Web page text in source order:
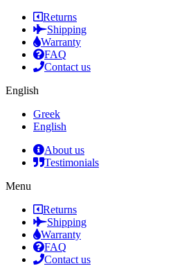
Returns
Shipping
Warranty
FAQ
Contact us
English
Greek
English
About us
Testimonials
Menu
Returns
Shipping
Warranty
FAQ
Contact us